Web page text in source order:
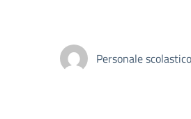
Personale scolastico